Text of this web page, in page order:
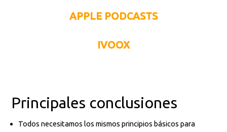
APPLE PODCASTS
IVOOX
Principales conclusiones
Todos necesitamos los mismos principios básicos para